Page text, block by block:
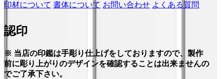
印材について 書体について お問い合わせ よくある質問
認印
※ 当店の印鑑は手彫り仕上げをしておりますので、製作
前に彫り上がりのデザインを確認することは出来ませんの
でご了承下さい。